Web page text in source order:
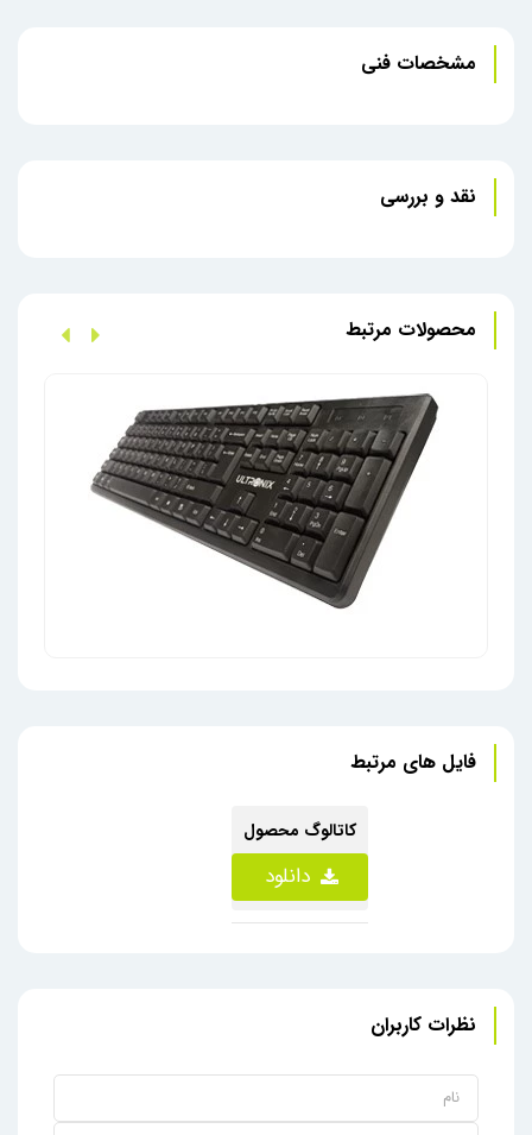
می‌دهد.
سازگاری گسترده: با سیستم‌عامل‌های مختلفی مانند ویندوز
به عملکرد‌های پرکاربرد مانند کنترل صدا، پخش موسیقی و
این کیبورد برای کاربرانی که به دنبال یک صفحه‌کلید بی‌سیم
باکیفیت، بادوام و مناسب برای محیط‌های کاری هستند،
گزینه‌ای‌ایده‌آل محسوب می‌شود.
مشخصات فنی
نقد و بررسی
محصولات مرتبط
فایل های مرتبط
کاتالوگ محصول
دانلود
نظرات کاربران